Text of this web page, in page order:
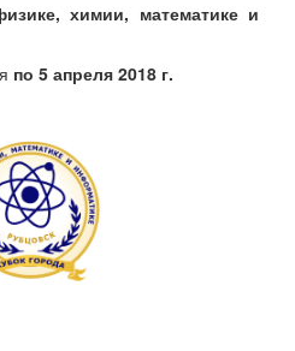
химии, математике и
по 5 апреля 2018 г.